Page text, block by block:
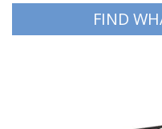
FIND